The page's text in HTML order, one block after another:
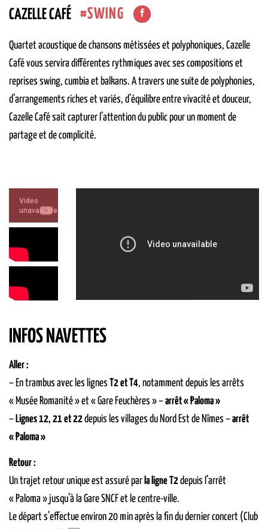
CAZELLE CAFÉ SWING
Quartet acoustique de chansons métissées et polyphoniques, Cazelle
Café vous servira différentes rythmiques avec ses compositions et
reprises swing, cumbia et balkans. A travers une suite de polyphonies,
d’arrangements riches et variés, d’équilibre entre vivacité et douceur,
Cazelle Café sait capturer l’attention du public pour un moment de
partage et de complicité.
INFOS NAVETTES
Aller :
– En trambus avec les lignes T2 et T4, notamment depuis les arrêts
« Musée Romanité » et « Gare Feuchères » –arrêt « Paloma »
– Lignes 12, 21 et 22depuis les villages du Nord Est de Nîmes –arrêt
« Paloma »
Retour :
Un trajet retour unique est assuré par la ligne T2depuis l’arrêt
« Paloma » jusqu’à la Gare SNCF et le centre-ville.
Le départ s’effectue environ 20 min après la fin du dernier concert (Club